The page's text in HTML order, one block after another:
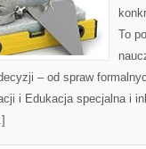
To
– od spraw
i Edukacja specjalna i